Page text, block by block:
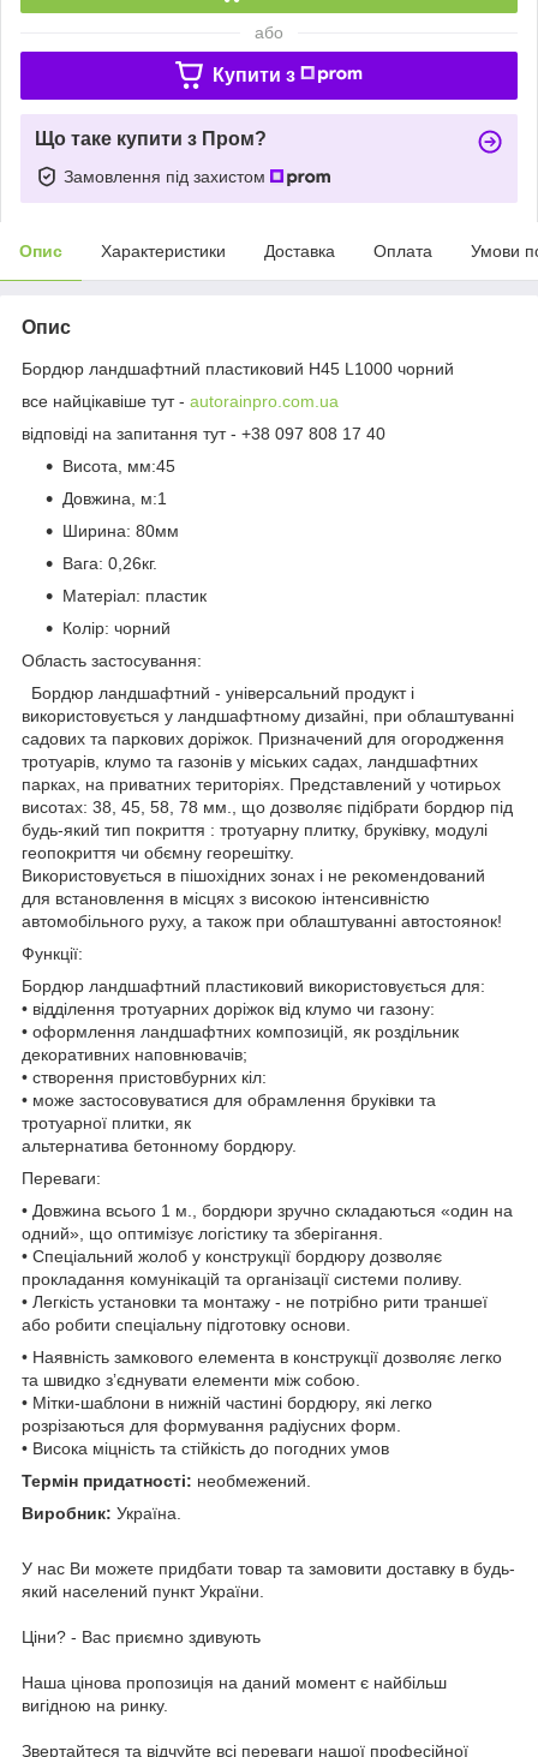
або
Купити з
Що таке купити з Пром?
Замовлення під захистом
Опис Характеристики Доставка Оплата Умови
Опис
Бордюр ландшафтний пластиковий H45 L1000 чорний
все найцікавіше тут - autorainpro.com.ua
відповіді на запитання тут - +38 097 808 17 40
Висота, мм:45
Довжина, м:1
Ширина: 80мм
Вага: 0,26кг.
Матеріал: пластик
Колір: чорний
Область застосування:
Бордюр ландшафтний - універсальний продукт і
використовується у ландшафтному дизайні, при облаштуванні
садових та паркових доріжок. Призначений для огородження
тротуарів, клумо та газонів у міських садах, ландшафтних
парках, на приватних територіях. Представлений у чотирьох
висотах: 38, 45, 58, 78 мм., що дозволяє підібрати бордюр під
будь-який тип покриття : тротуарну плитку, бруківку, модулі
геопокриття чи обємну георешітку.
Використовується в пішохідних зонах і не рекомендований
для встановлення в місцях з високою інтенсивністю
автомобільного руху, а також при облаштуванні автостоянок!
Функції:
Бордюр ландшафтний пластиковий використовується для:
• відділення тротуарних доріжок від клумо чи газону:
• оформлення ландшафтних композицій, як роздільник
декоративних наповнювачів;
• створення пристовбурних кіл:
• може застосовуватися для обрамлення бруківки та
тротуарної плитки, як
альтернатива бетонному бордюру.
Переваги:
• Довжина всього 1 м., бордюри зручно складаються «один на
одний», що оптимізує логістику та зберігання.
• Спеціальний жолоб у конструкції бордюру дозволяє
прокладання комунікацій та організації системи поливу.
• Легкість установки та монтажу - не потрібно рити траншеї
або робити спеціальну підготовку основи.
• Наявність замкового елемента в конструкції дозволяє легко
та швидко зʼєднувати елементи між собою.
• Мітки-шаблони в нижній частині бордюру, які легко
розрізаються для формування радіусних форм.
• Висока міцність та стійкість до погодних умов
Термін придатності: необмежений.
Виробник: Україна.
У наc Ви можете придбати товар та замовити доставку в будь-
який населений пункт України.
Ціни? - Вас приємно здивують
Наша цінова пропозиція на даний момент є найбільш
вигідною на ринку.
Звертайтеся та відчуйте всі переваги нашої професійної